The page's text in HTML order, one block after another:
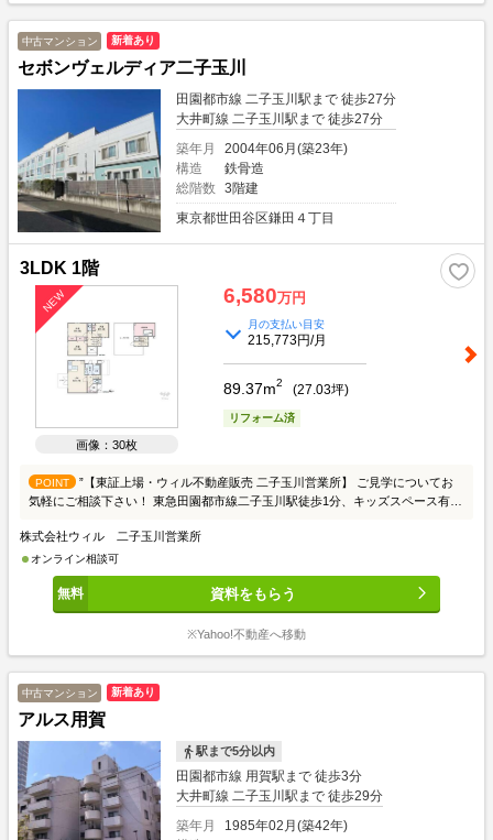
中古マンション 新着あり
セボンヴェルディア二子玉川
田園都市線 二子玉川駅まで 徒歩27分
大井町線 二子玉川駅まで 徒歩27分
築年月
2004年06月(築23年)
構造
鉄骨造
総階数
3階建
東京都世田谷区鎌田４丁目
3LDK 1階
画像：30枚
6,580万円
月の支払い目安
215,773円/月
89.37m2 (27.03坪)
リフォーム済
POINT
”【東証上場・ウィル不動産販売 二子玉川営業所】 ご見学についてお
気軽にご相談下さい！ 東急田園都市線二子玉川駅徒歩1分、キッズスペース有
弊社独自のお得な「平日会員制度」有り！ お住み替え・リフォーム・ローン
等、お住まいに関わることは何でもご相談承ります。まずはお気軽にお電話をお
待ちしております。 ■現地案内会でお好きな物件の内覧可能！ 《所要時間イメ
ージ》 お客様の予定に合わせたプランでお打合せ可能です。 1. 資金計画:約30分
2. 物件のご提案:約30分から60分 3. 物件のご案内:約30分（1件あたり） 初来店
のお客様の所要時間は約60分～180分です。 お時間の制限がございましたら、お
ビスをご用意しています！ 詳細はスタッフにお問い合わせくださいませ。 ■お
仕事でお忙しい方も安心！ 毎日午前10時から午後7時まで営業しています。 弊
社二子玉川営業所は東急田園都市線「二子玉川」駅徒歩1分位置しており、お仕
事帰りなどでもお越しいただきやすい立地となっております。 事前にご予約頂
きましたら、営業時間外でのご案内もご対応致します。 お気軽にお申し付け下
さいませ。 ■住宅ローン・ファイナンシャルプランのご相談も 専門の住宅ロー
ン担当（ファイナンシャルプランナー）は都銀・地銀・ネット銀行等あらゆる銀
行に精通。 お客様にあった住宅ローンをご提案致します。会社経営者様や個人
株式会社ウィル 二子玉川営業所
オンライン相談可
資料をもらう
※Yahoo!不動産へ移動
中古マンション 新着あり
アルス用賀
駅まで5分以内
田園都市線 用賀駅まで 徒歩3分
大井町線 二子玉川駅まで 徒歩29分
築年月
1985年02月(築42年)